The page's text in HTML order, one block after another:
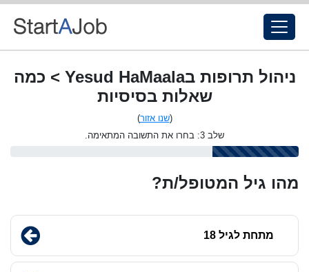
ניהול תרופות בYesud HaMaala > כמה
שאלות בסיסיות
(שנו אזור)
שלב 3: בחרו את התשובה המתאימה.
מהו גיל המטופל/ת?
מתחת לגיל 18